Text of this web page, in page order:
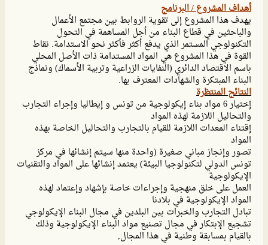
أهداف المشروع / البرنامج
يهدف هذا المشروع إلى تقوية الروابط بين مجتمع الأعمال
والباحثين في قطاع البناء من أجل المساهمة في التحول
التكنولوجي المستمر الذي يدفع أكثر فأكثر نحو الاستدامة. نقاط
القوة في هذا المشروع هي المواد المستدامة ذات الأصل المحلي
باسم الاقتصاد الدائري (النفايات الزراعية وتربية الأسماك) ونماذج
البناء المبتكرة والشهادات المعترف بها.
النتائج المنتظرة
إختيار 6 مواد بناء إيكولوجية من تونس و إيطاليا وإجراء التجارب
والتحاليل اللازمة لهذه المواد
إقتناء المعدات اللازمة للقيام بالتجارب والتحاليل الخاصة بهذه
المواد
تصور وإنجاز مباني صغيرة (واحدة منها سيتم إنشائها في مركز
تونس الدولي لتكنولوجيا البيئة) يعتمد إنشائها على المواد والتقنيات
الإيكولوجية
العمل على خلق منهجية وإجراءات خاصة بإشهاد وإعتماد لهذه
المواد الإيكولوجية في بلادنا
تبادل التجارب والخبرات بين البلدين في مجال البناء الإيكولوجي
تشجيع الإبتكار في مجال تصنيع مواد البناء الإيكولوجية وذلك
بالقيام بمسابقة وطنية في هذا المجال,